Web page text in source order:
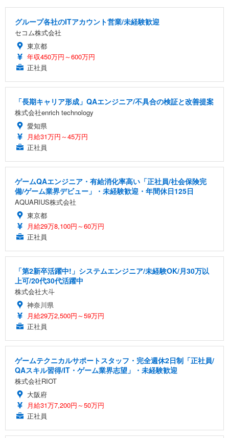
グループ各社のITアカウント営業/未経験歓迎
セコム株式会社
東京都
年収450万円～600万円
正社員
「長期キャリア形成」QAエンジニア/不具合の検証と改善提案
株式会社enrich technology
愛知県
月給31万円～45万円
正社員
ゲームQAエンジニア・有給消化率高い「正社員/社会保険完
備/ゲーム業界デビュー」・未経験歓迎・年間休日125日
AQUARIUS株式会社
東京都
月給29万8,100円～60万円
正社員
「第2新卒活躍中!」システムエンジニア/未経験OK/月30万以
上可/20代30代活躍中
株式会社大斗
神奈川県
月給29万2,500円～59万円
正社員
ゲームテクニカルサポートスタッフ・完全週休2日制「正社員/
QAスキル習得/IT・ゲーム業界志望」・未経験歓迎
株式会社RIOT
大阪府
月給31万7,200円～50万円
正社員